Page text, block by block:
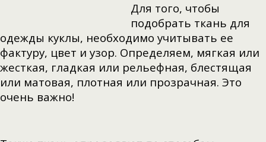
Для того, чтобы
подобрать ткань для
одежды куклы, необходимо учитывать ее
фактуру, цвет и узор. Определяем, мягкая или
жесткая, гладкая или рельефная, блестящая
или матовая, плотная или прозрачная. Это
очень важно!